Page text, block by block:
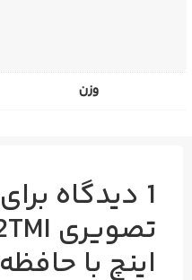
وزن
1 دیدگاه برای
اینچ با حافظه